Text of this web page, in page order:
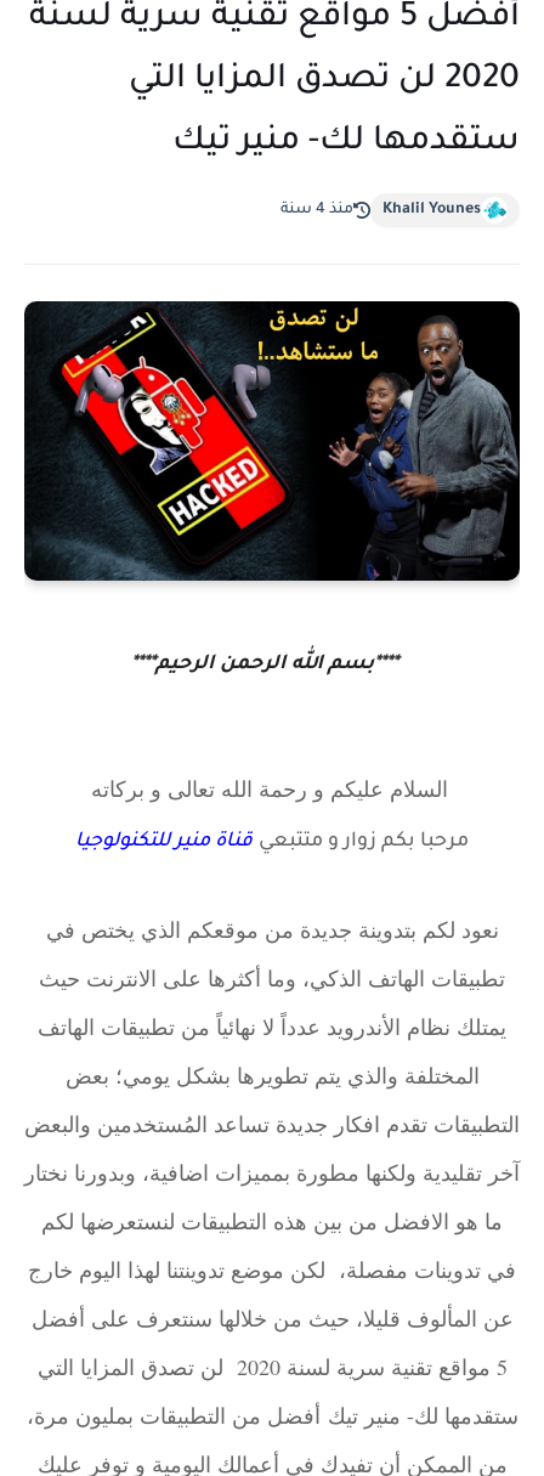
أفضل 5 مواقع تقنية سرية لسنة
2020 لن تصدق المزايا التي
ستقدمها لك- منير تيك
Khalil Younes منذ 4 سنة
****بسم الله الرحمن الرحيم****
السلام عليكم و رحمة الله تعالى و بركاته
مرحبا بكم زوارو متتبعي قناة منير للتكنولوجيا
نعود لكم بتدوينة جديدة من موقعكم الذي يختص في
تطبيقات الهاتف الذكي، وما أكثرها على الانترنت حيث
يمتلك نظام الأندرويد عدداً لا نهائياً من تطبيقات الهاتف
المختلفة والذي يتم تطويرها بشكل يومي؛ بعض
التطبيقات تقدم افكار جديدة تساعد المُستخدمين والبعض
آخر تقليدية ولكنها مطورة بمميزات اضافية، وبدورنا نختار
ما هو الافضل من بين هذه التطبيقات لنستعرضها لكم
في تدوينات مفصلة، لكن موضع تدوينتنا لهذا اليوم خارج
عن المألوف قليلا، حيث من خلالها سنتعرف على أفضل
5 مواقع تقنية سرية لسنة 2020 لن تصدق المزايا التي
ستقدمها لك- منير تيك أفضل من التطبيقات بمليون مرة،
من الممكن أن تفيدك في أعمالك اليومية و توفر عليك